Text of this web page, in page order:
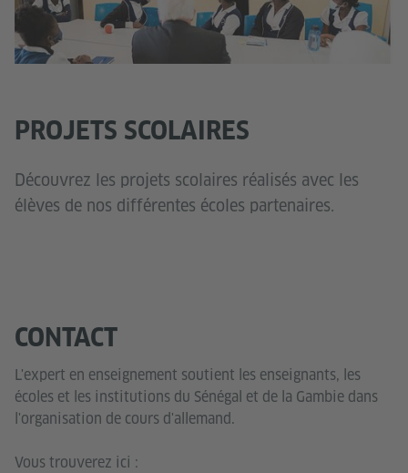
PROJETS SCOLAIRES
Découvrez les projets scolaires réalisés avec les
élèves de nos différentes écoles partenaires.
CONTACT
L'expert en enseignement soutient les enseignants, les
écoles et les institutions du Sénégal et de la Gambie dans
l'organisation de cours d'allemand.
Vous trouverez ici :